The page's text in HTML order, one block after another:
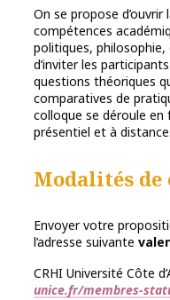
On se propose
compétences
politiques,
d’inviter les
questions théoriques
comparatives de
colloque se déroule en
présentiel et à distance.
Modalités
Envoyer votre
l’adresse suivante
CRHI Université Côte
unice.fr/membres-